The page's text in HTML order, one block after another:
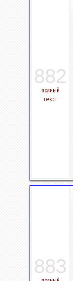
882
полный
текст
883